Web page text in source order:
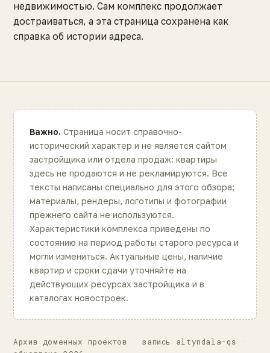
недвижимостью. Сам комплекс продолжает
достраиваться, а эта страница сохранена как
справка об истории адреса.
Важно. Страница носит справочно-
исторический характер и не является сайтом
застройщика или отдела продаж: квартиры
здесь не продаются и не рекламируются. Все
тексты написаны специально для этого обзора;
материалы, рендеры, логотипы и фотографии
прежнего сайта не используются.
Характеристики комплекса приведены по
состоянию на период работы старого ресурса и
могли измениться. Актуальные цены, наличие
квартир и сроки сдачи уточняйте на
действующих ресурсах застройщика и в
каталогах новостроек.
Архив доменных проектов · запись altyndala-qs ·